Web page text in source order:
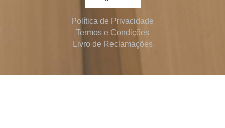
Política de Privacidade
Termos e Condições
Livro de Reclamações